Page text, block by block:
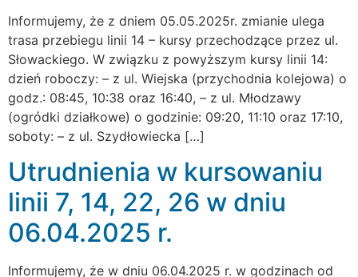
Informujemy, że z dniem 05.05.2025r. zmianie ulega
trasa przebiegu linii 14 – kursy przechodzące przez ul.
Słowackiego. W związku z powyższym kursy linii 14:
dzień roboczy: – z ul. Wiejska (przychodnia kolejowa) o
godz.: 08:45, 10:38 oraz 16:40, – z ul. Młodzawy
(ogródki działkowe) o godzinie: 09:20, 11:10 oraz 17:10,
soboty: – z ul. Szydłowiecka […]
Utrudnienia w kursowaniu
linii 7, 14, 22, 26 w dniu
06.04.2025 r.
Informujemy, że w dniu 06.04.2025 r. w godzinach od